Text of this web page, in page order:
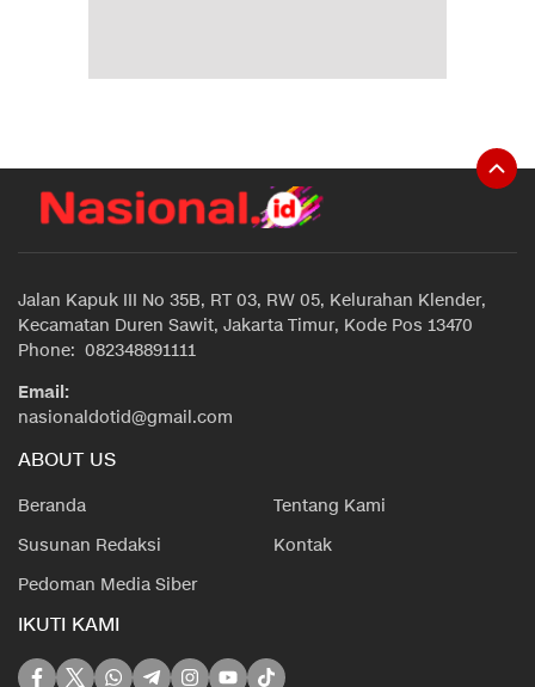
Jalan Kapuk III No 35B, RT 03, RW 05, Kelurahan Klender,
Kecamatan Duren Sawit, Jakarta Timur, Kode Pos 13470
Phone: 082348891111
Email:
nasionaldotid@gmail.com
ABOUT US
Beranda
Tentang Kami
Susunan Redaksi
Kontak
Pedoman Media Siber
IKUTI KAMI